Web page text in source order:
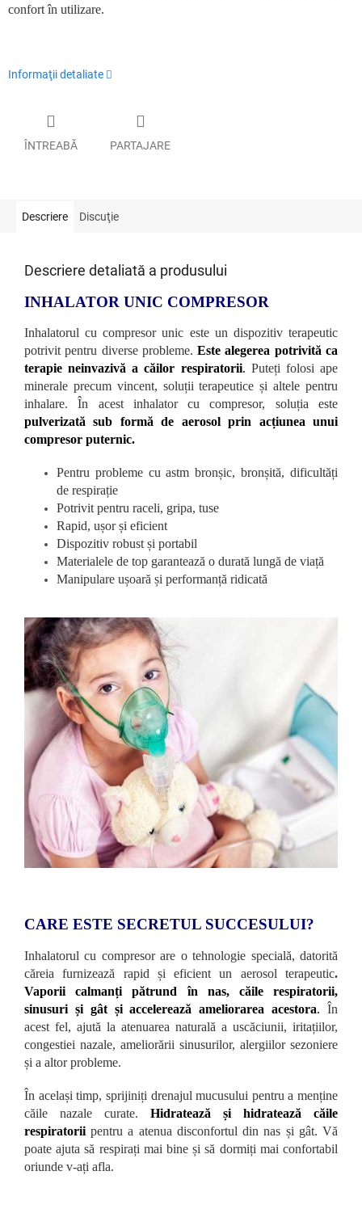
confort în utilizare.
Informaţii detaliate
ÎNTREABĂ PARTAJARE
Descriere Discuţie
Descriere detaliată a produsului
INHALATOR UNIC COMPRESOR
Inhalatorul cu compresor unic este un dispozitiv terapeutic
potrivit pentru diverse probleme. Este alegerea potrivită ca
terapie neinvazivă a căilor respiratorii. Puteți folosi ape
minerale precum vincent, soluții terapeutice și altele pentru
inhalare. În acest inhalator cu compresor, soluția este
pulverizată sub formă de aerosol prin acțiunea unui
compresor puternic.
Pentru probleme cu astm bronșic, bronșită, dificultăți
de respirație
Potrivit pentru raceli, gripa, tuse
Rapid, ușor și eficient
Dispozitiv robust și portabil
Materialele de top garantează o durată lungă de viață
Manipulare ușoară și performanță ridicată
CARE ESTE SECRETUL SUCCESULUI?
Inhalatorul cu compresor are o tehnologie specială, datorită
căreia furnizează rapid și eficient un aerosol terapeutic.
Vaporii calmanți pătrund în nas, căile respiratorii,
sinusuri și gât și accelerează ameliorarea acestora. În
acest fel, ajută la atenuarea naturală a uscăciunii, iritațiilor,
congestiei nazale, ameliorării sinusurilor, alergiilor sezoniere
și a altor probleme.
În același timp, sprijiniți drenajul mucusului pentru a menține
căile nazale curate. Hidratează și hidratează căile
respiratoriipentru a atenua disconfortul din nas și gât. Vă
poate ajuta să respirați mai bine și să dormiți mai confortabil
oriunde v-ați afla.